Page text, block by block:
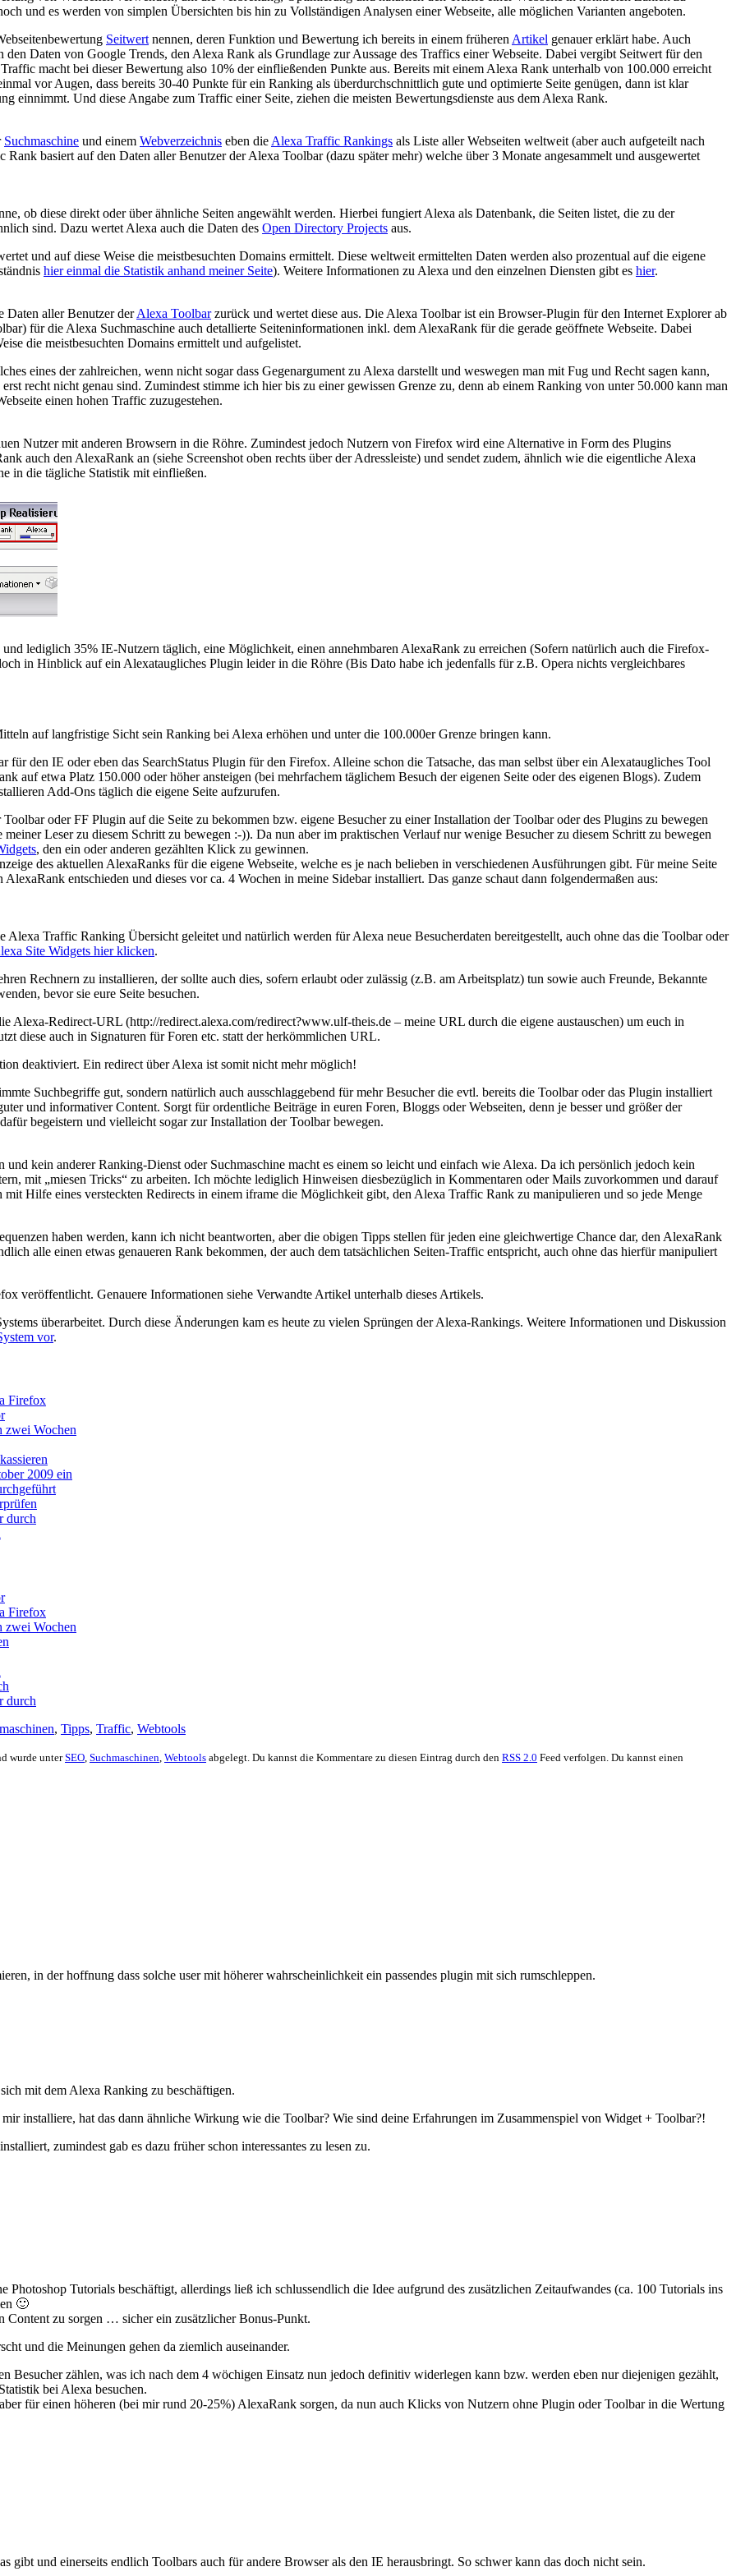
und es werden von simplen Übersichten bis hin zu Vollständigen Analysen einer Webseite, alle möglichen Varianten angeboten.
Seitwert nennen, deren Funktion und Bewertung ich bereits in einem früheren Artikel genauer erklärt habe. Auch
Daten von Google Trends, den Alexa Rank als Grundlage zur Aussage des Traffics einer Webseite. Dabei vergibt Seitwert für den
macht bei dieser Bewertung also 10% der einfließenden Punkte aus. Bereits mit einem Alexa Rank unterhalb von 100.000 erreicht
vor Augen, dass bereits 30-40 Punkte für ein Ranking als überdurchschnittlich gute und optimierte Seite genügen, dann ist klar
einnimmt. Und diese Angabe zum Traffic einer Seite, ziehen die meisten Bewertungsdienste aus dem Alexa Rank.
Suchmaschine und einem Webverzeichnis eben die Alexa Traffic Rankings als Liste aller Webseiten weltweit (aber auch aufgeteilt nach
basiert auf den Daten aller Benutzer der Alexa Toolbar (dazu später mehr) welche über 3 Monate angesammelt und ausgewertet
ob diese direkt oder über ähnliche Seiten angewählt werden. Hierbei fungiert Alexa als Datenbank, die Seiten listet, die zu der
sind. Dazu wertet Alexa auch die Daten des Open Directory Projects aus.
und auf diese Weise die meistbesuchten Domains ermittelt. Diese weltweit ermittelten Daten werden also prozentual auf die eigene
hier einmal die Statistik anhand meiner Seite). Weitere Informationen zu Alexa und den einzelnen Diensten gibt es hier.
Daten aller Benutzer derAlexa Toolbarzurück und wertet diese aus. Die Alexa Toolbar ist ein Browser-Plugin für den Internet Explorer ab
für die Alexa Suchmaschine auch detallierte Seiteninformationen inkl. dem AlexaRank für die gerade geöffnete Webseite. Dabei
die meistbesuchten Domains ermittelt und aufgelistet.
eines der zahlreichen, wenn nicht sogar dass Gegenargument zu Alexa darstellt und weswegen man mit Fug und Recht sagen kann,
recht nicht genau sind. Zumindest stimme ich hier bis zu einer gewissen Grenze zu, denn ab einem Ranking von unter 50.000 kann man
einen hohen Traffic zuzugestehen.
Nutzer mit anderen Browsern in die Röhre. Zumindest jedoch Nutzern von Firefox wird eine Alternative in Form des Plugins
auch den AlexaRank an (siehe Screenshot oben rechts über der Adressleiste) und sendet zudem, ähnlich wie die eigentliche Alexa
in die tägliche Statistik mit einfließen.
lediglich 35% IE-Nutzern täglich, eine Möglichkeit, einen annehmbaren AlexaRank zu erreichen (Sofern natürlich auch die Firefox-
in Hinblick auf ein Alexataugliches Plugin leider in die Röhre (Bis Dato habe ich jedenfalls für z.B. Opera nichts vergleichbares
auf langfristige Sicht sein Ranking bei Alexa erhöhen und unter die 100.000er Grenze bringen kann.
den IE oder eben das SearchStatus Plugin für den Firefox. Alleine schon die Tatsache, das man selbst über ein Alexataugliches Tool
auf etwa Platz 150.000 oder höher ansteigen (bei mehrfachem täglichem Besuch der eigenen Seite oder des eigenen Blogs). Zudem
Add-Ons täglich die eigene Seite aufzurufen.
oder FF Plugin auf die Seite zu bekommen bzw. eigene Besucher zu einer Installation der Toolbar oder des Plugins zu bewegen
Leser zu diesem Schritt zu bewegen :-)). Da nun aber im praktischen Verlauf nur wenige Besucher zu diesem Schritt zu bewegen
, den ein oder anderen gezählten Klick zu gewinnen.
des aktuellen AlexaRanks für die eigene Webseite, welche es je nach belieben in verschiedenen Ausführungen gibt. Für meine Seite
entschieden und dieses vor ca. 4 Wochen in meine Sidebar installiert. Das ganze schaut dann folgendermaßen aus:
Traffic Ranking Übersicht geleitet und natürlich werden für Alexa neue Besucherdaten bereitgestellt, auch ohne das die Toolbar oder
Site Widgets hier klicken.
Rechnern zu installieren, der sollte auch dies, sofern erlaubt oder zulässig (z.B. am Arbeitsplatz) tun sowie auch Freunde, Bekannte
bevor sie eure Seite besuchen.
Alexa-Redirect-URL (http://redirect.alexa.com/redirect?www.ulf-theis.de – meine URL durch die eigene austauschen) um euch in
diese auch in Signaturen für Foren etc. statt der herkömmlichen URL.
deaktiviert. Ein redirect über Alexa ist somit nicht mehr möglich!
Suchbegriffe gut, sondern natürlich auch ausschlaggebend für mehr Besucher die evtl. bereits die Toolbar oder das Plugin installiert
und informativer Content. Sorgt für ordentliche Beiträge in euren Foren, Bloggs oder Webseiten, denn je besser und größer der
begeistern und vielleicht sogar zur Installation der Toolbar bewegen.
kein anderer Ranking-Dienst oder Suchmaschine macht es einem so leicht und einfach wie Alexa. Da ich persönlich jedoch kein
mit „miesen Tricks“ zu arbeiten. Ich möchte lediglich Hinweisen diesbezüglich in Kommentaren oder Mails zuvorkommen und darauf
mit Hilfe eines versteckten Redirects in einem iframe die Möglichkeit gibt, den Alexa Traffic Rank zu manipulieren und so jede Menge
haben werden, kann ich nicht beantworten, aber die obigen Tipps stellen für jeden eine gleichwertige Chance dar, den AlexaRank
alle einen etwas genaueren Rank bekommen, der auch dem tatsächlichen Seiten-Traffic entspricht, auch ohne das hierfür manipuliert
veröffentlicht. Genauere Informationen siehe Verwandte Artikel unterhalb dieses Artikels.
überarbeitet. Durch diese Änderungen kam es heute zu vielen Sprüngen der Alexa-Rankings. Weitere Informationen und Diskussion
vor.
Firefox
zwei Wochen
2009 ein
durch
Firefox
zwei Wochen
durch
, Tipps, Traffic, Webtools
wurde unterSEO Suchmaschinen Webtools abgelegt. Du kannst die Kommentare zu diesen Eintrag durch den RSS 2.0 Feed verfolgen. Du kannst einen
in der hoffnung dass solche user mit höherer wahrscheinlichkeit ein passendes plugin mit sich rumschleppen.
mit dem Alexa Ranking zu beschäftigen.
installiere, hat das dann ähnliche Wirkung wie die Toolbar? Wie sind deine Erfahrungen im Zusammenspiel von Widget + Toolbar?!
zumindest gab es dazu früher schon interessantes zu lesen zu.
Photoshop Tutorials beschäftigt, allerdings ließ ich schlussendlich die Idee aufgrund des zusätzlichen Zeitaufwandes (ca. 100 Tutorials ins
🙂
Content zu sorgen … sicher ein zusätzlicher Bonus-Punkt.
und die Meinungen gehen da ziemlich auseinander.
Besucher zählen, was ich nach dem 4 wöchigen Einsatz nun jedoch definitiv widerlegen kann bzw. werden eben nur diejenigen gezählt,
bei Alexa besuchen.
für einen höheren (bei mir rund 20-25%) AlexaRank sorgen, da nun auch Klicks von Nutzern ohne Plugin oder Toolbar in die Wertung
gibt und einerseits endlich Toolbars auch für andere Browser als den IE herausbringt. So schwer kann das doch nicht sein.